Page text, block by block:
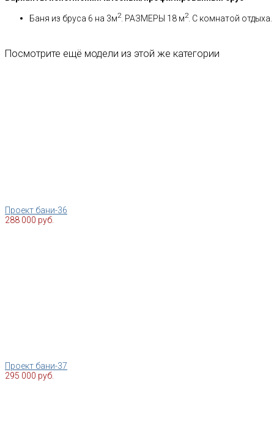
Баня из бруса 6 на 3м2. РАЗМЕРЫ 18 м2. С комнатой отдыха.
Посмотрите ещё модели из этой же категории
Проект бани-36
288 000 руб.
Проект бани-37
295 000 руб.